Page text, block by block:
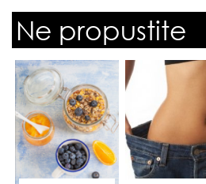
Ne propustite